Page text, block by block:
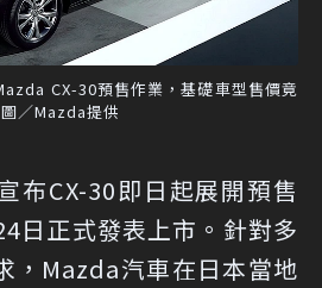
CX-30預售作業，基礎車型售價竟
／Mazda提供
布CX-30即日起展開預售
日正式發表上市。針對多
，Mazda汽車在日本當地